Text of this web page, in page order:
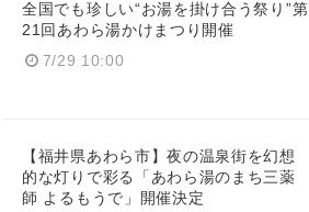
全国でも珍しい“お湯を掛け合う祭り”第
21回あわら湯かけまつり開催
7/29 10:00
【福井県あわら市】夜の温泉街を幻想
的な灯りで彩る「あわら湯のまち三薬
師 よるもうで」開催決定